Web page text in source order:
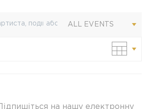
ALL EVENTS
Підпишіться на нашу електронну